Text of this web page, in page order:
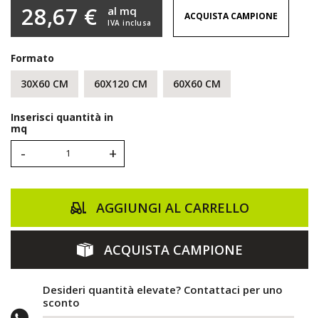
28,67 € IVA inclusa
al mq ACQUISTA CAMPIONE
Formato
30X60 CM
60X120 CM 60X60 CM
Inserisci quantità in
mq
- +
AGGIUNGI AL CARRELLO
ACQUISTA CAMPIONE
Desideri quantità elevate? Contattaci per uno
sconto